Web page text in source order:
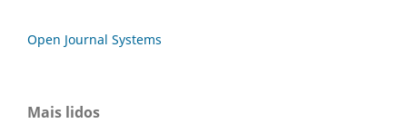
Open Journal Systems
Mais lidos